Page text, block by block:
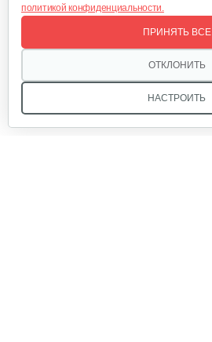
политикой конфиденциальности.
НАСТРОИТЬ
ОТКЛОНИТЬ
ПРИНЯТЬ ВСЕ